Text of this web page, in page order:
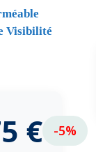
Visibilité
€ -5%